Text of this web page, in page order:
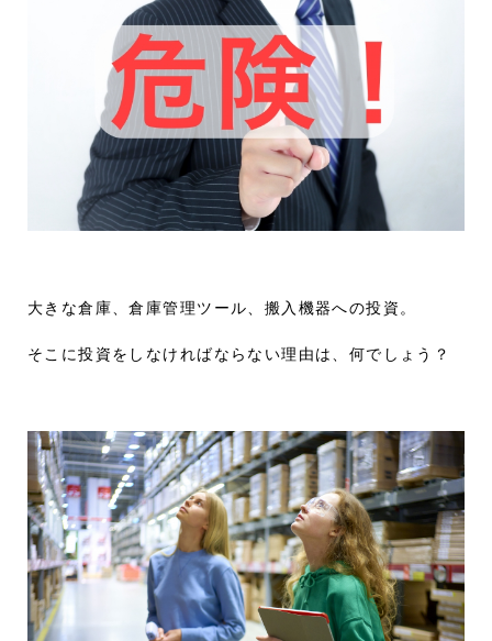
大きな倉庫、倉庫管理ツール、搬入機器への投資。
そこに投資をしなければならない理由は、何でしょう？